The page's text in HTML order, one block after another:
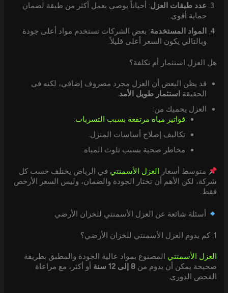
عدد طبقات العزل: أحياناً يوصى بعمل أكثر من طبقة لضمان
حماية أقوى.
المواد المستخدمة: بعض الشركات تستخدم مواد أعلى جودة
وبالتالي يكون السعر أعلى قليلاً.
هل العزل استثمار أم تكلفة؟
قد يظن البعض أن العزل مجرد مصروف إضافي، لكنه في
الحقيقة استثمار طويل الأمد.
العزل يحميك من:
فواتير مياه مرتفعة بسبب التسربات.
تكاليف إصلاح أساسات المنزل.
مخاطر صحية بسبب تلوث المياه.
متوسط أسعار العزل الأسمنتي في الرياض يختلف حسب كل
شركة، لكن الأهم أن تختار الجودة والضمان، وليس السعر الأرخص
فقط.
أسئلة شائعة عن العزل الأسمنتي للخزان الأرضي
1. كم يدوم العزل الأسمنتي للخزان الأرضي؟
العزل الأسمنتي المصنوع بمواد عالية الجودة والمطبق بطريقة
صحيحة يمكن أن يدوم من8 إلى 12 سنة
أو أكثر، مع مراعاة
الفحص الدوري.